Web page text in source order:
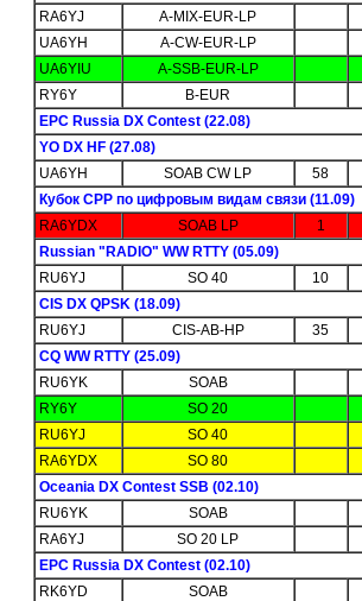
RA6YJ
A-MIX-EUR-LP
UA6YH
A-CW-EUR-LP
UA6YIU
A-SSB-EUR-LP
RY6Y
B-EUR
EPC Russia DX Contest (22.08)
YO DX HF (27.08)
UA6YH
SOAB CW LP
58
Кубок СРР по цифровым видам связи (11.09)
RA6YDX
SOAB LP
1
Russian "RADIO" WW RTTY (05.09)
RU6YJ
SO 40
10
CIS DX QPSK (18.09)
RU6YJ
CIS-AB-HP
35
CQ WW RTTY (25.09)
RU6YK
SOAB
RY6Y
SO 20
RU6YJ
SO 40
RA6YDX
SO 80
Oceania DX Contest SSB (02.10)
RU6YK
SOAB
RA6YJ
SO 20 LP
EPC Russia DX Contest (02.10)
RK6YD
SOAB